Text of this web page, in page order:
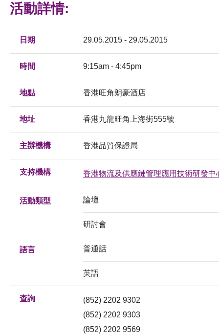
活動詳情:
日期 29.05.2015 - 29.05.2015
時間 9:15am - 4:45pm
地點 香港旺角朗豪酒店
地址 香港九龍旺角上海街555號
主辦機構 香港品質保證局
支持機構 香港物流及供應鏈管理應用技術研發中
活動類型 論壇
研討會
語言 普通話
英語
查詢
(852) 2202 9302
(852) 2202 9303
(852) 2202 9569